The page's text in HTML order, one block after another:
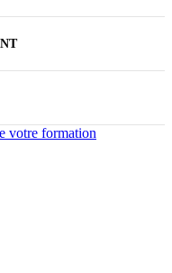
votre formation